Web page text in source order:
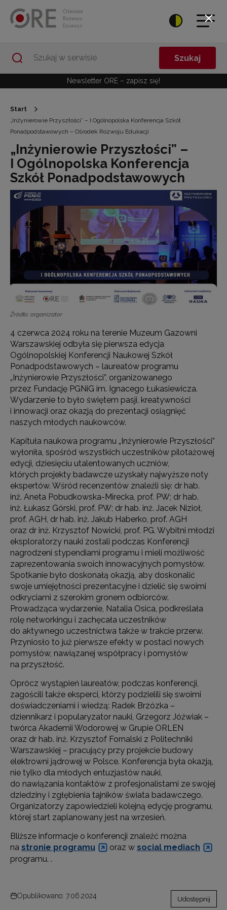
Szukaj
Newsletter ORE – zapisz się!
Start
„Inżynierowie Przyszłości” – I Ogólnopolska Konferencja Szkół
Ponadpodstawowych – Ośrodek Rozwoju Edukacji
„Inżynierowie Przyszłości” –
I Ogólnopolska Konferencja
Szkół Ponadpodstawowych
Źródło: organizator
4 czerwca 2024 roku na terenie Muzeum Gazowni
Warszawskiej odbyła się pierwsza edycja
Ogólnopolskiej Konferencji Naukowej Szkół
Ponadpodstawowych – laureatów programu
„Inżynierowie Przyszłości”, organizowanego
przez Fundację PGNiG im. Ignacego Łukasiewicza.
Wydarzenie to było świętem pasji, kreatywności
i innowacji oraz okazją do prezentacji osiągnięć
naszych młodych naukowców.
Kapituła naukowa programu „Inżynierowie Przyszłości”
wyłoniła, spośród wszystkich uczestników pilotażowej
edycji, dziesięciu utalentowanych uczniów,
których projekty badawcze uzyskały najwyższe noty
ekspertów. Wśród recenzentów znaleźli się: dr hab.
inż. Aneta Pobudkowska-Mirecka, prof. PW; dr hab.
inż. Łukasz Górski, prof. PW; dr hab. inż. Jacek Nizioł,
prof. AGH, dr hab. inż. Jakub Haberko, prof. AGH
oraz dr inż. Krzysztof Nowicki, prof. PG. Wybitni młodzi
eksploratorzy nauki zostali podczas Konferencji
nagrodzeni stypendiami programu i mieli możliwość
zaprezentowania swoich innowacyjnych pomysłów.
Spotkanie było doskonałą okazją, aby doskonalić
swoje umiejętności prezentacyjne i dzielić się swoimi
odkryciami z szerokim gronem odbiorców.
Prowadząca wydarzenie, Natalia Osica, podkreślała
rolę networkingu i zachęcała uczestników
do aktywnego uczestnictwa także w trakcie przerw.
Przyniosło to już pierwsze efekty w postaci nowych
pomysłów, nawiązanej współpracy i pomysłów
na przyszłość.
Oprócz wystąpień laureatów, podczas konferencji,
zagościli także eksperci, którzy podzielili się swoimi
doświadczeniami i wiedzą: Radek Brzózka –
dziennikarz i popularyzator nauki, Grzegorz Jóźwiak –
twórca Akademii Wodorowej w Grupie ORLEN
oraz dr hab. inż. Krzysztof Fornalski z Politechniki
Warszawskiej – pracujący przy projekcie budowy
elektrowni jądrowej w Polsce. Konferencja była okazją,
nie tylko dla młodych entuzjastów nauki,
do nawiązania kontaktów z profesjonalistami ze swojej
dziedziny i zgłębienia tajników świata badawczego.
Organizatorzy zapowiedzieli kolejną edycję programu,
której start zaplanowany jest na wrzesień.
Bliższe informacje o konferencji znaleźć można
na stronie programu oraz w social mediach
programu. .
Opublikowano: 7.06.2024 Udostępnij